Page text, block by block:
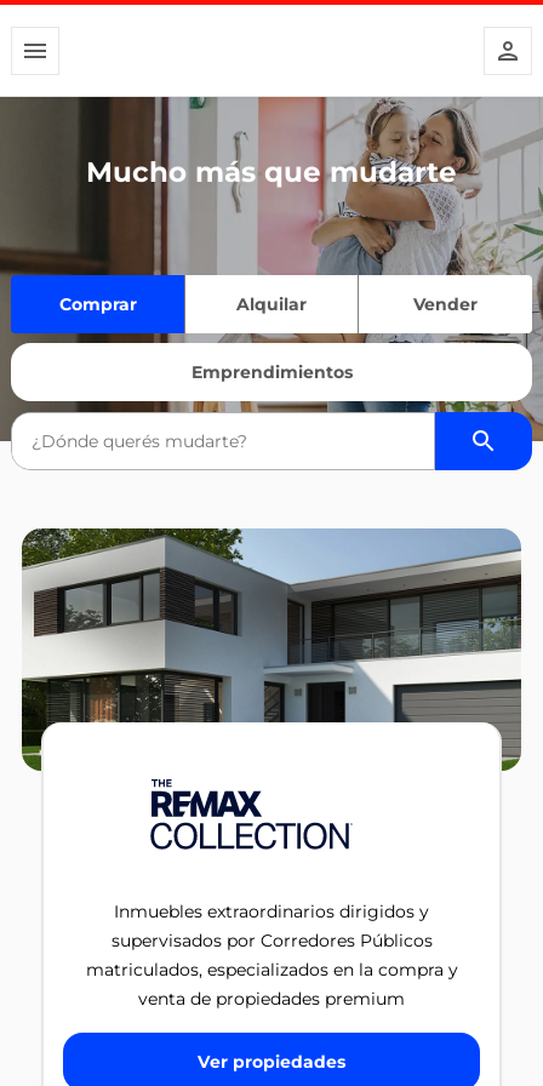
Mucho más que mudarte
Comprar Alquilar Vender
Emprendimientos
Inmuebles extraordinarios dirigidos y
supervisados por Corredores Públicos
matriculados, especializados en la compra y
venta de propiedades premium
Ver propiedades